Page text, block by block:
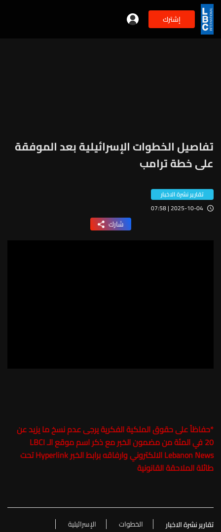
إشترك
تفاصيل الخطوات الإسرائيلية بعد الموفقة
على خطة ترامب
تقارير نشرة الاخبار
2025-10-04 | 07:58
شارك
*حفاظاً على حقوق الملكية الفكرية يرجى عدم نسخ ما يزيد عن
20 في المئة من مضمون الخبر مع ذكر اسم موقع الـ LBCI
Lebanon News الالكتروني وارفاقه برابط الخبر Hyperlink تحت
طائلة الملاحقة القانونية
تقارير نشرة الاخبار الخطوات
الإسرائيلية